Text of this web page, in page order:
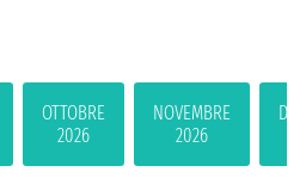
OTTOBRE
2026
NOVEMBRE
2026